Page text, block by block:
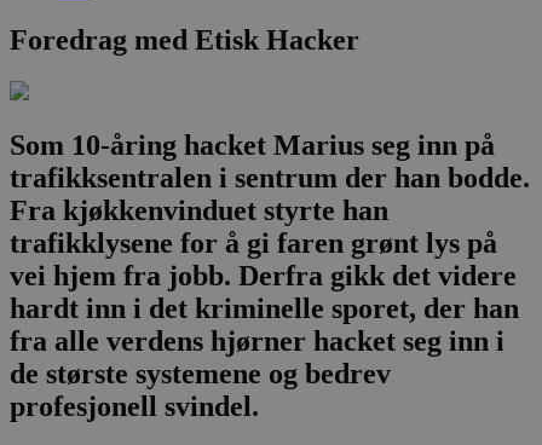
Foredrag med Etisk Hacker
Som 10-åring hacket Marius seg inn på
trafikksentralen i sentrum der han bodde.
Fra kjøkkenvinduet styrte han
trafikklysene for å gi faren grønt lys på
vei hjem fra jobb. Derfra gikk det videre
hardt inn i det kriminelle sporet, der han
fra alle verdens hjørner hacket seg inn i
de største systemene og bedrev
profesjonell svindel.